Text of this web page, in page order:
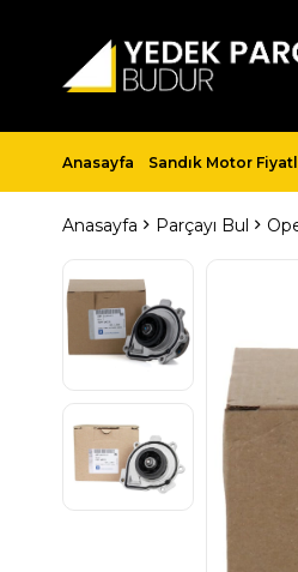
Anasayfa Sandık Motor
Anasayfa Parçayı Bul